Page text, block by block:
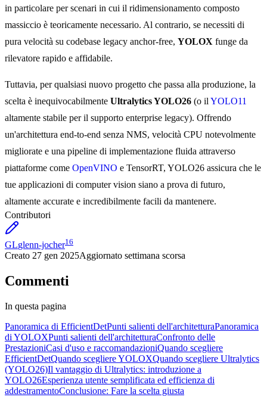
in particolare per scenari in cui il ridimensionamento composto
massiccio è teoricamente necessario. Al contrario, se necessiti di
pura velocità su codebase legacy anchor-free, YOLOX funge da
rilevatore rapido e affidabile.
Tuttavia, per qualsiasi nuovo progetto che passa alla produzione, la
scelta è inequivocabilmente Ultralytics YOLO26 (o il YOLO11
altamente stabile per il supporto enterprise legacy). Offrendo
un'architettura end-to-end senza NMS, velocità CPU notevolmente
migliorate e una pipeline di implementazione fluida attraverso
piattaforme come OpenVINO e TensorRT, YOLO26 assicura che le
tue applicazioni di computer vision siano a prova di futuro,
altamente accurate e incredibilmente facili da mantenere.
Contributori
GLglenn-jocher16
Creato 27 gen 2025Aggiornato settimana scorsa
Commenti
In questa pagina
Panoramica di EfficientDetPunti salienti dell'architetturaPanoramica
di YOLOXPunti salienti dell'architetturaConfronto delle
PrestazioniCasi d'uso e raccomandazioniQuando scegliere
EfficientDetQuando scegliere YOLOXQuando scegliere Ultralytics
(YOLO26)Il vantaggio di Ultralytics: introduzione a
YOLO26Esperienza utente semplificata ed efficienza di
addestramentoConclusione: Fare la scelta giusta